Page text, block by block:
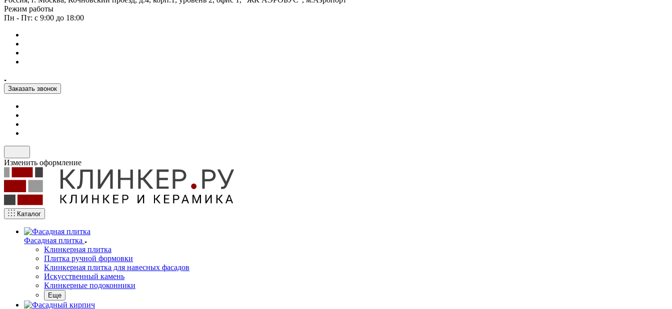
Режим работы
Пн - Пт: с 9:00 до 18:00
Заказать звонок
Изменить оформление
Каталог
Фасадная плитка
Клинкерная плитка
Плитка ручной формовки
Клинкерная плитка для навесных фасадов
Искусственный камень
Клинкерные подоконники
Еще